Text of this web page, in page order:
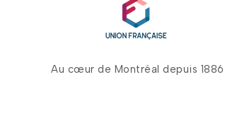
Au cœur de Montréal depuis 1886